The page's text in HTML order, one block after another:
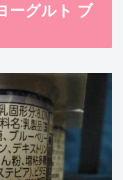
ーグルト ブ